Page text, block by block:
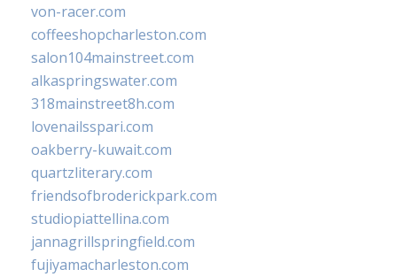
von-racer.com
coffeeshopcharleston.com
salon104mainstreet.com
alkaspringswater.com
318mainstreet8h.com
lovenailsspari.com
oakberry-kuwait.com
quartzliterary.com
friendsofbroderickpark.com
studiopiattellina.com
jannagrillspringfield.com
fujiyamacharleston.com